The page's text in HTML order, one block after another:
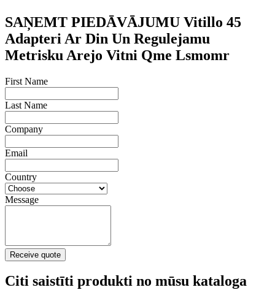
SAŅEMT PIEDĀVĀJUMU Vitillo 45
Adapteri Ar Din Un Regulejamu
Metrisku Arejo Vitni Qme Lsmomr
First Name
Last Name
Company
Email
Country
Message
Receive quote
Citi saistīti produkti no mūsu kataloga